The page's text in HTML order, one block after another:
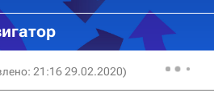
21:16 29.02.2020)